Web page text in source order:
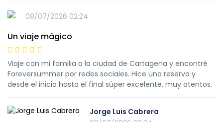
08/07/2026 02:24
Un viaje mágico
Viaje con mi familia a la ciudad de Cartagena y encontré
Foreversummer por redes sociales. Hice una reserva y
desde el inicio hasta el final súper excelente, muy atentos.
Jorge Luis Cabrera